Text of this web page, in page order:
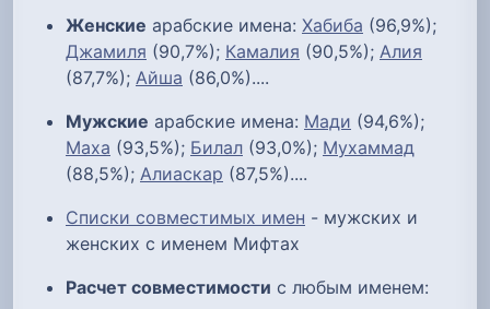
Женские арабские имена: Хабиба (96,9%);
Джамиля (90,7%); Камалия (90,5%); Алия
(87,7%); Айша (86,0%)....
Мужские арабские имена: Мади (94,6%);
Маха (93,5%); Билал (93,0%); Мухаммад
(88,5%); Алиаскар (87,5%)....
Списки совместимых имен - мужских и
женских с именем Мифтах
Расчет совместимости с любым именем: